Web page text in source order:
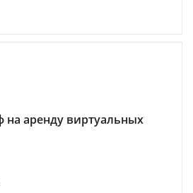
на аренду виртуальных